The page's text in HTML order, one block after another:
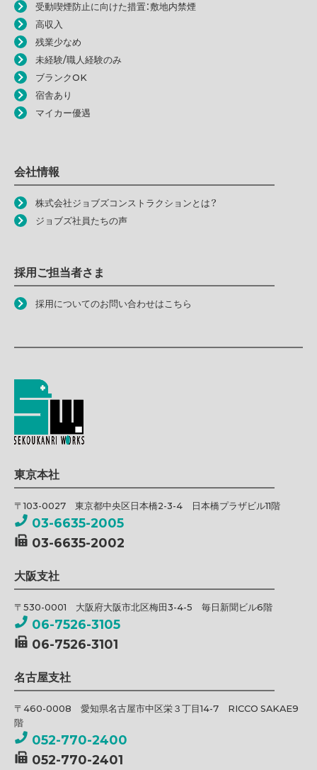
受動喫煙防止に向けた措置：敷地内禁煙
高収入
残業少なめ
未経験/職人経験のみ
ブランクOK
宿舎あり
マイカー優遇
会社情報
株式会社ジョブズコンストラクションとは？
ジョブズ社員たちの声
採用ご担当者さま
採用についてのお問い合わせはこちら
東京本社
〒103-0027 東京都中央区日本橋2-3-4 日本橋プラザビル11階
03-6635-2005
03-6635-2002
大阪支社
〒530-0001 大阪府大阪市北区梅田3-4-5 毎日新聞ビル6階
06-7526-3105
06-7526-3101
名古屋支社
〒460-0008 愛知県名古屋市中区栄３丁目14-7 RICCO SAKAE9
階
052-770-2400
052-770-2401